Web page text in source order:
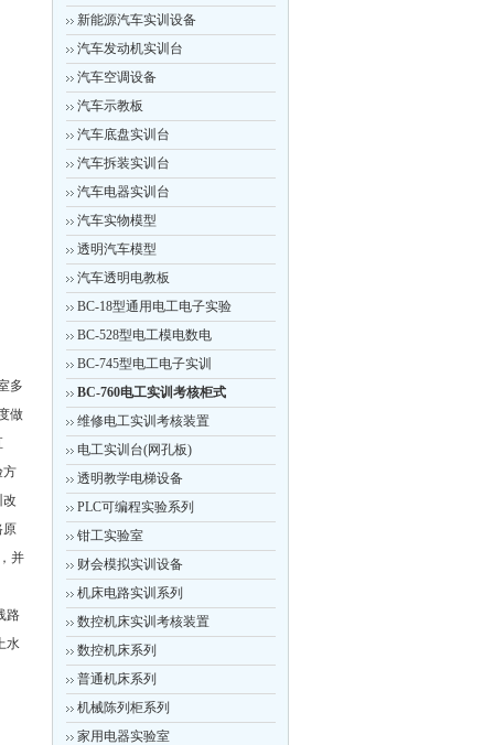
多
做
方
原
并
路
水
新能源汽车实训设备
汽车发动机实训台
汽车空调设备
汽车示教板
汽车底盘实训台
汽车拆装实训台
汽车电器实训台
汽车实物模型
透明汽车模型
汽车透明电教板
BC-18型通用电工电子实验
BC-528型电工模电数电
BC-745型电工电子实训
BC-760电工实训考核柜式
维修电工实训考核装置
电工实训台(网孔板)
透明教学电梯设备
PLC可编程实验系列
钳工实验室
财会模拟实训设备
机床电路实训系列
数控机床实训考核装置
数控机床系列
普通机床系列
机械陈列柜系列
家用电器实验室